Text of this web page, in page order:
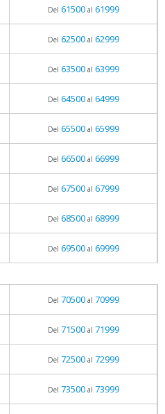
Del 61500al 61999
Del 62500al 62999
Del 63500al 63999
Del 64500al 64999
Del 65500al 65999
Del 66500al 66999
Del 67500al 67999
Del 68500al 68999
Del 69500al 69999
Del 70500al 70999
Del 71500al 71999
Del 72500al 72999
Del 73500al 73999